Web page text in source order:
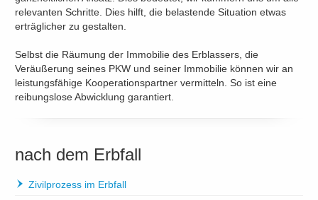
relevanten Schritte. Dies hilft, die belastende Situation etwas
erträglicher zu gestalten.
Selbst die Räumung der Immobilie des Erblassers, die
Veräußerung seines PKW und seiner Immobilie können wir an
leistungsfähige Kooperationspartner vermitteln. So ist eine
reibungslose Abwicklung garantiert.
nach dem Erbfall
Zivilprozess im Erbfall